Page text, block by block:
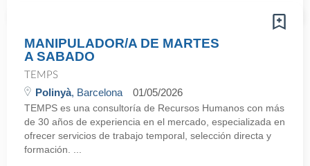
MANIPULADOR/A DE MARTES
A SABADO
TEMPS
Polinyà, Barcelona 01/05/2026
TEMPS es una consultoría de Recursos Humanos con más
de 30 años de experiencia en el mercado, especializada en
ofrecer servicios de trabajo temporal, selección directa y
formación. ...